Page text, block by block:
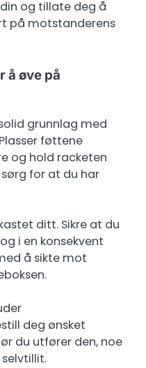
og tillate deg å
på motstanderens
øve på
grunnlag med
føttene
og hold racketen
for at du har
ditt. Sikre at du
i en konsekvent
å sikte mot
deg ønsket
du utfører den, noe